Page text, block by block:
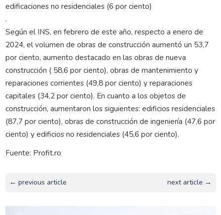
edificaciones no residenciales (6 por ciento)
.
Según el INS, en febrero de este año, respecto a enero de
2024, el volumen de obras de construcción aumentó un 53,7
por ciento, aumento destacado en las obras de nueva
construcción ( 58,6 por ciento), obras de mantenimiento y
reparaciones corrientes (49,8 por ciento) y reparaciones
capitales (34,2 por ciento). En cuanto a los objetos de
construcción, aumentaron los siguientes: edificios residenciales
(87,7 por ciento), obras de construcción de ingeniería (47,6 por
ciento) y edificios no residenciales (45,6 por ciento).
Fuente: Profit.ro
← previous article next article →